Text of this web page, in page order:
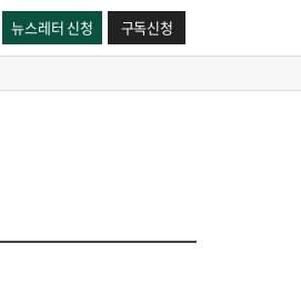
뉴스레터 신청 구독신청